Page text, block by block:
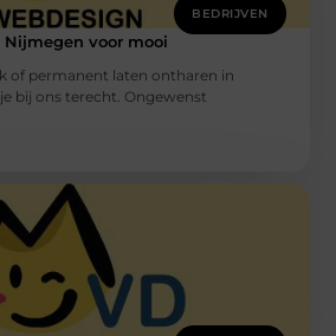
BEDRIJVEN
voor mooi
of permanent laten ontharen in
bij ons terecht. Ongewenst